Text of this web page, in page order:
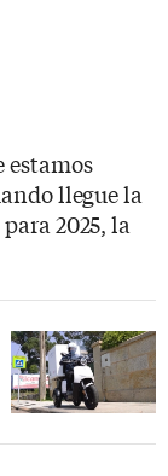
estamos
llegue la
2025, la